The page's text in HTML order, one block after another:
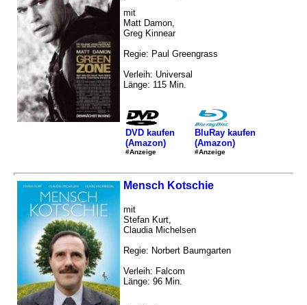
mit
Matt Damon,
Greg Kinnear
Regie: Paul Greengrass
Verleih: Universal
Länge: 115 Min.
DVD kaufen
(Amazon)
#Anzeige
BluRay kaufen
(Amazon)
#Anzeige
Mensch Kotschie
mit
Stefan Kurt,
Claudia Michelsen
Regie: Norbert Baumgarten
Verleih: Falcom
Länge: 96 Min.